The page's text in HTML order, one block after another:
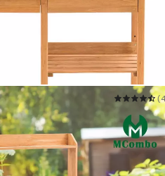
Gärtnertisch Blumentisch